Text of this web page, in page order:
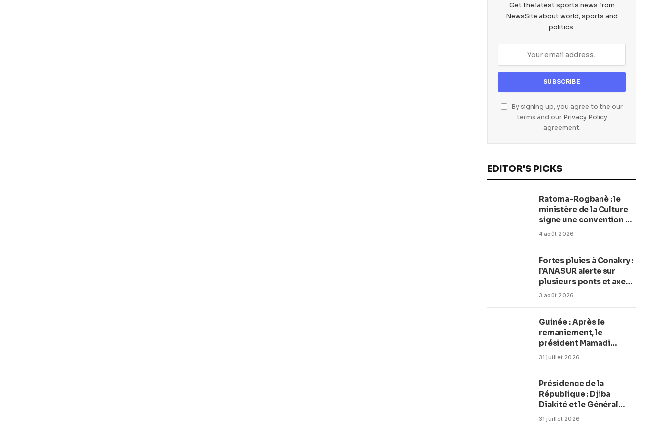
Get the latest sports news from
NewsSite about world, sports and
politics.
By signing up, you agree to the our
terms and our Privacy Policy
agreement.
EDITOR'S PICKS
Ratoma-Rogbanè : le
ministère de la Culture
signe une convention de
42 millions de dollars
balnéaire
4 août 2026
Fortes pluies à Conakry :
l’ANASUR alerte sur
plusieurs ponts et axes
routiers
3 août 2026
Guinée : Après le
remaniement, le
président Mamadi
Doumbouya fixe les
31 juillet 2026
Présidence de la
République : Djiba
Diakité et le Général
Amara Camara
31 juillet 2026